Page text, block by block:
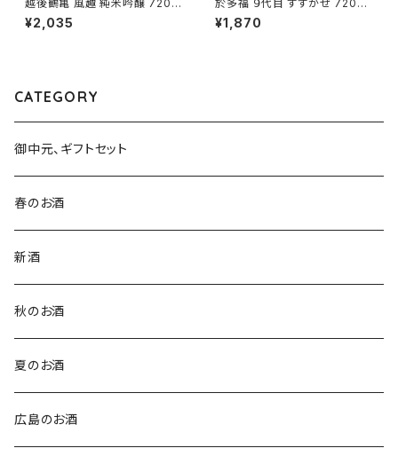
越後鶴亀 風趣 純米吟醸 720m
l１本（株式会社越後鶴亀・新潟
県新潟市西蒲区竹野町）
¥2,035
於多福 ９代目 すずかぜ 720ml
１本（柄酒造・広島県東広島市安
芸津町）
¥1,870
CATEGORY
御中元、ギフトセット
春のお酒
新酒
秋のお酒
夏のお酒
広島のお酒